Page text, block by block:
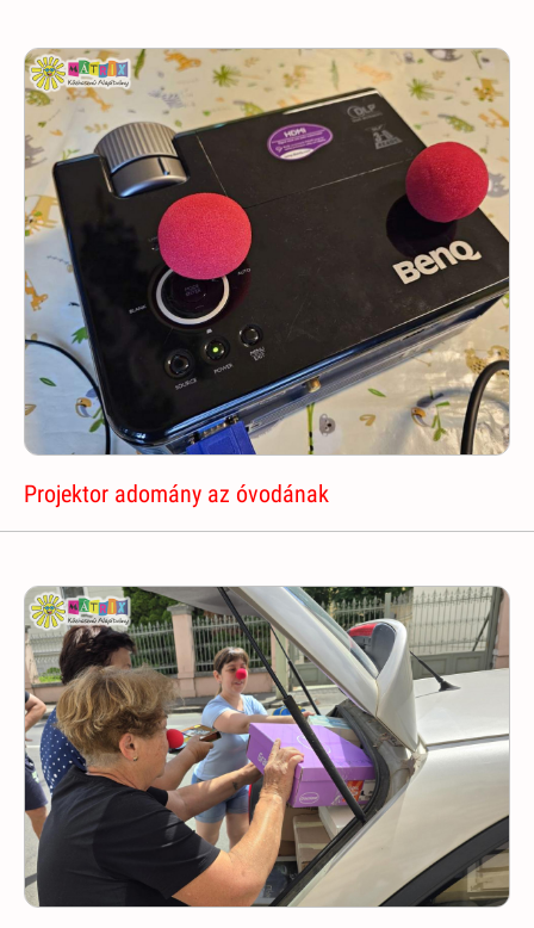
Projektor adomány az óvodának